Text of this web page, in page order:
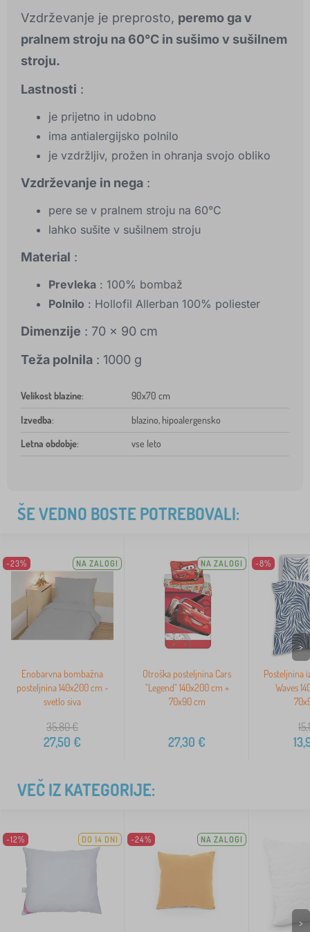
Vzdrževanje je preprosto, peremo ga v
pralnem stroju na 60°C in sušimo v sušilnem
stroju.
Lastnosti :
je prijetno in udobno
ima antialergijsko polnilo
je vzdržljiv, prožen in ohranja svojo obliko
Vzdrževanje in nega :
pere se v pralnem stroju na 60°C
lahko sušite v sušilnem stroju
Material :
Prevleka : 100% bombaž
Polnilo : Hollofil Allerban 100% poliester
Dimenzije : 70 x 90 cm
Teža polnila : 1000 g
Velikost blazine: 90x70 cm
Izvedba:
blazino, hipoalergensko
Letna obdobje: vse leto
ŠE VEDNO BOSTE POTREBOVALI:
-23% NA ZALOGI
Enobarvna bombažna
posteljnina 140x200 cm -
svetlo siva
35,80€
27,50 €
NA ZALOGI
Otroška posteljnina Cars
"Legend" 140x200 cm +
70x90 cm
27,30 €
-8%
Posteljnina
Waves
>
VEČ IZ KATEGORIJE:
-12% DO 14 DNI -24% NA ZALOGI
>